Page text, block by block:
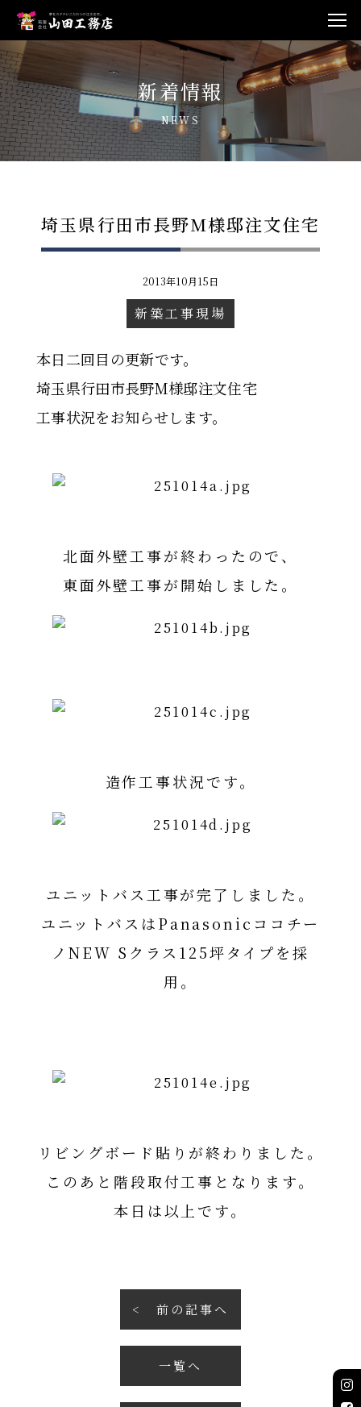
新着情報
NEWS
埼玉県行田市長野M様邸注文住宅
2013年10月15日
新築工事現場
本日二回目の更新です。
埼玉県行田市長野M様邸注文住宅
工事状況をお知らせします。
北面外壁工事が終わったので、
東面外壁工事が開始しました。
造作工事状況です。
ユニットバス工事が完了しました。
ユニットバスはPanasonicココチー
ノNEW Sクラス125坪タイプを採
用。
リビングボード貼りが終わりました。
このあと階段取付工事となります。
本日は以上です。
前の記事へ
一覧へ